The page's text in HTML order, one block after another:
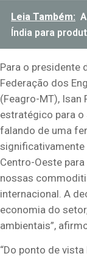
Leia Também:
Índia para
Para o presidente
Federação dos
(Feagro-MT), Isan
estratégico para o
falando de uma
Centro-Oeste
nossas
internacional. A
economia do
ambientais”,
“Do ponto de